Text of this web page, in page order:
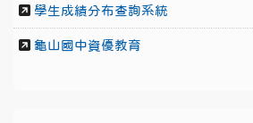
學生成績分布查詢系統
龜山國中資優教育